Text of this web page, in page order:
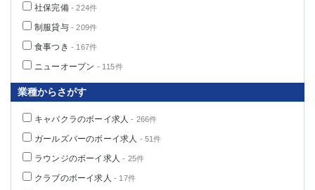
社保完備- 224件
制服貸与- 209件
食事つき - 167件
ニューオープン - 115件
業種からさがす
キャバクラのボーイ求人 - 266件
ガールズバーのボーイ求人 - 51件
ラウンジのボーイ求人 - 25件
クラブのボーイ求人 - 17件
栃木県
東武宇都宮（宇都宮西口）
茨城県
群馬県